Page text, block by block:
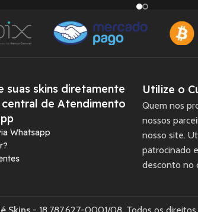
suas skins diretamente
central de Atendimento
Whatsapp
Utilize o
Quem nos
nossos
nosso site.
patrocinado
desconto no